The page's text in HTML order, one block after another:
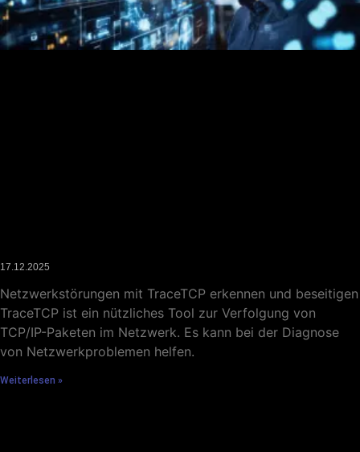
17.12.2025
Netzwerkstörungen mit TraceTCP erkennen und beseitigen
TraceTCP ist ein nützliches Tool zur Verfolgung von
TCP/IP-Paketen im Netzwerk. Es kann bei der Diagnose
von Netzwerkproblemen helfen.
Weiterlesen »